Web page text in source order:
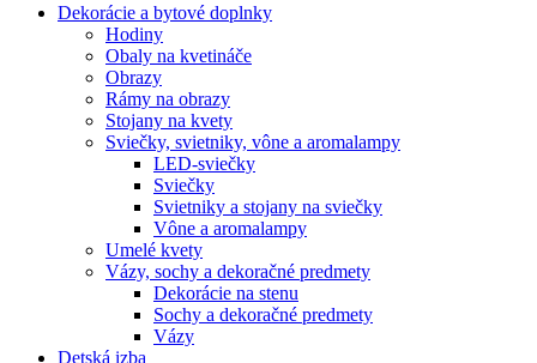
Dekorácie a bytové doplnky
Hodiny
Obaly na kvetináče
Obrazy
Rámy na obrazy
Stojany na kvety
Sviečky, svietniky, vône a aromalampy
LED-sviečky
Sviečky
Svietniky a stojany na sviečky
Vône a aromalampy
Umelé kvety
Vázy, sochy a dekoračné predmety
Dekorácie na stenu
Sochy a dekoračné predmety
Vázy
Detská izba